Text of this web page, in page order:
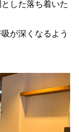
した落ち着いた
が深くなるよう